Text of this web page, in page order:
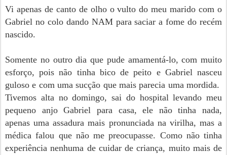
Vi apenas de canto de olho o vulto do meu marido com o
Gabriel no colo dando NAM para saciar a fome do recém
nascido.
Somente no outro dia que pude amamentá-lo, com muito
esforço, pois não tinha bico de peito e Gabriel nasceu
guloso e com uma sucção que mais parecia uma mordida.
Tivemos alta no domingo, sai do hospital levando meu
pequeno anjo Gabriel para casa, ele não tinha nada,
apenas uma assadura mais pronunciada na virilha, mas a
médica falou que não me preocupasse. Como não tinha
experiência nenhuma de cuidar de criança, muito mais de